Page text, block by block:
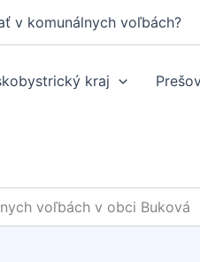
v komunálnych voľbách?
kraj
voľbách v obci Buková